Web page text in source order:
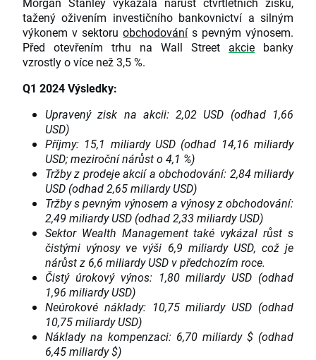
tažený oživením investičního bankovnictví a silným
výkonem v sektoru obchodování s pevným výnosem.
Před otevřením trhu na Wall Street akcie banky
vzrostly o více než 3,5 %.
Q1 2024 Výsledky:
Upravený zisk na akcii: 2,02 USD (odhad 1,66
USD)
Příjmy: 15,1 miliardy USD (odhad 14,16 miliardy
USD; meziroční nárůst o 4,1 %)
Tržby z prodeje akcií a obchodování: 2,84 miliardy
USD (odhad 2,65 miliardy USD)
Tržby s pevným výnosem a výnosy z obchodování:
2,49 miliardy USD (odhad 2,33 miliardy USD)
Sektor Wealth Management také vykázal růst s
čistými výnosy ve výši 6,9 miliardy USD, což je
nárůst z 6,6 miliardy USD v předchozím roce.
Čistý úrokový výnos: 1,80 miliardy USD (odhad
1,96 miliardy USD)
Neúrokové náklady: 10,75 miliardy USD (odhad
10,75 miliardy USD)
Náklady na kompenzaci: 6,70 miliardy $ (odhad
6,45 miliardy $)